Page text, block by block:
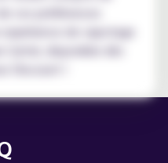
vos préférences
de vapotage
Cartel, disponible dès
Discount !